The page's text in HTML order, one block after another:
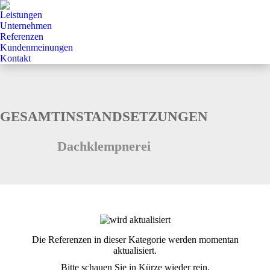
Leistungen
Unternehmen
Referenzen
Kundenmeinungen
Kontakt
GESAMTINSTANDSETZUNGEN
Dachklempnerei
Die Referenzen in dieser Kategorie werden momentan
aktualisiert.
Bitte schauen Sie in Kürze wieder rein.